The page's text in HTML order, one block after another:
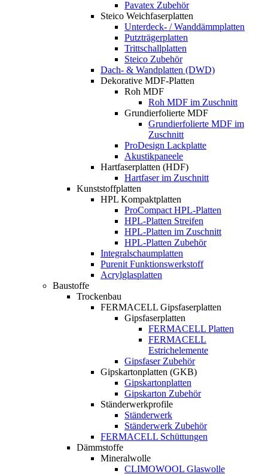
Pavatex Zubehör
Steico Weichfaserplatten
Unterdeck- / Wanddämmplatten
Putzträgerplatten
Trittschallplatten
Steico Zubehör
Dach- & Wandplatten (DWD)
Dekorative MDF-Platten
Roh MDF
Roh MDF im Zuschnitt
Grundierfolierte MDF
Grundierfolierte MDF im
Zuschnitt
ProDesign Lackplatte
Akustikpaneele
Hartfaserplatten (HDF)
Hartfaser im Zuschnitt
Kunststoffplatten
HPL Kompaktplatten
ProCompact HPL-Platten
HPL-Platten Streifen
HPL-Platten im Zuschnitt
HPL-Platten Zubehör
Integralschaumplatten
Purenit Funktionswerkstoff
Acrylglasplatten
Baustoffe
Trockenbau
FERMACELL Gipsfaserplatten
Gipsfaserplatten
FERMACELL Platten
FERMACELL
Estrichelemente
Gipsfaser Zubehör
Gipskartonplatten (GKB)
Gipskartonplatten
Gipskarton Zubehör
Ständerwerkprofile
Ständerwerk
Ständerwerk Zubehör
FERMACELL Schüttungen
Dämmstoffe
Mineralwolle
CLIMOWOOL Glaswolle